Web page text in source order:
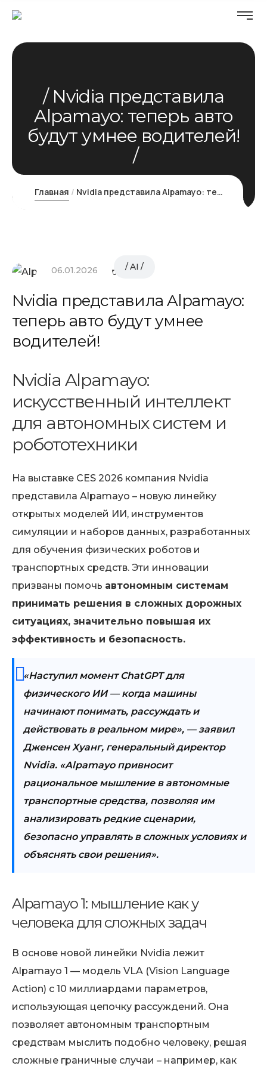
Nvidia представила
Alpamayo: теперь авто
будут умнее водителей!
Главная Nvidia представила Alpamayo: теперь авто будут умнее водителей!
06.01.2026 AI
Nvidia представила Alpamayo:
теперь авто будут умнее
водителей!
Nvidia Alpamayo:
искусственный интеллект
для автономных систем и
робототехники
На выставке CES 2026 компания Nvidia
представила Alpamayo – новую линейку
открытых моделей ИИ, инструментов
симуляции и наборов данных, разработанных
для обучения физических роботов и
транспортных средств. Эти инновации
призваны помочь автономным системам
принимать решения в сложных дорожных
ситуациях, значительно повышая их
эффективность и безопасность.
«Наступил момент ChatGPT для
физического ИИ — когда машины
начинают понимать, рассуждать и
действовать в реальном мире», — заявил
Дженсен Хуанг, генеральный директор
Nvidia. «Alpamayo привносит
рациональное мышление в автономные
транспортные средства, позволяя им
анализировать редкие сценарии,
безопасно управлять в сложных условиях и
объяснять свои решения».
Alpamayo 1: мышление как у
человека для сложных задач
В основе новой линейки Nvidia лежит
Alpamayo 1 — модель VLA (Vision Language
Action) с 10 миллиардами параметров,
использующая цепочку рассуждений. Она
позволяет автономным транспортным
средствам мыслить подобно человеку, решая
сложные граничные случаи – например, как